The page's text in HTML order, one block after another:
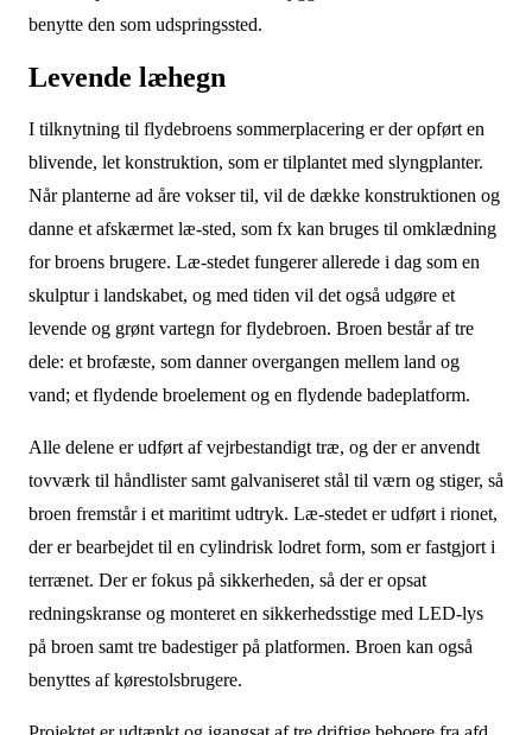
benytte den som udspringssted.
Levende læhegn
I tilknytning til flydebroens sommerplacering er der opført en
blivende, let konstruktion, som er tilplantet med slyngplanter.
Når planterne ad åre vokser til, vil de dække konstruktionen og
danne et afskærmet læ-sted, som fx kan bruges til omklædning
for broens brugere. Læ-stedet fungerer allerede i dag som en
skulptur i landskabet, og med tiden vil det også udgøre et
levende og grønt vartegn for flydebroen. Broen består af tre
dele: et brofæste, som danner overgangen mellem land og
vand; et flydende broelement og en flydende badeplatform.
Alle delene er udført af vejrbestandigt træ, og der er anvendt
tovværk til håndlister samt galvaniseret stål til værn og stiger, så
broen fremstår i et maritimt udtryk. Læ-stedet er udført i rionet,
der er bearbejdet til en cylindrisk lodret form, som er fastgjort i
terrænet. Der er fokus på sikkerheden, så der er opsat
redningskranse og monteret en sikkerhedsstige med LED-lys
på broen samt tre badestiger på platformen. Broen kan også
benyttes af kørestolsbrugere.